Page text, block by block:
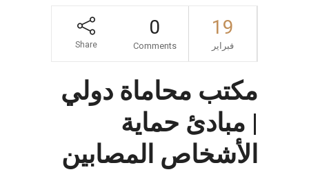
19
فبراير
0
Comments
Share
مكتب محاماة دولي
| مبادئ حماية
الأشخاص المصابين